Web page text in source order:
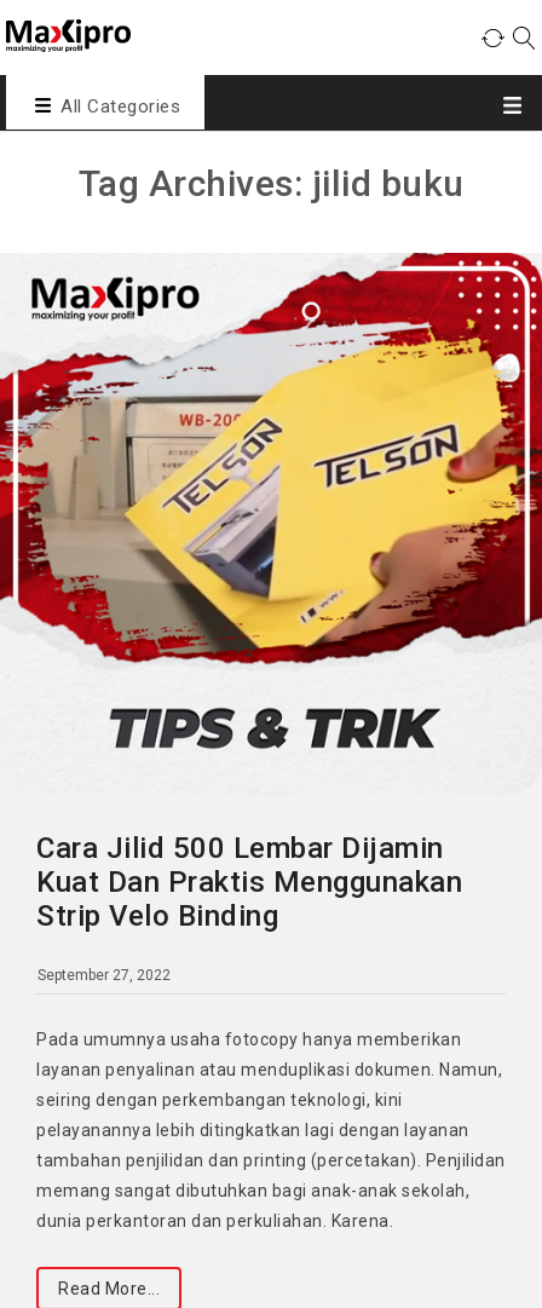
All Categories
Tag Archives: jilid buku
Cara Jilid 500 Lembar Dijamin
Kuat Dan Praktis Menggunakan
Strip Velo Binding
September 27, 2022
Pada umumnya usaha fotocopy hanya memberikan
layanan penyalinan atau menduplikasi dokumen. Namun,
seiring dengan perkembangan teknologi, kini
pelayanannya lebih ditingkatkan lagi dengan layanan
tambahan penjilidan dan printing (percetakan). Penjilidan
memang sangat dibutuhkan bagi anak-anak sekolah,
dunia perkantoran dan perkuliahan. Karena.
Read More...